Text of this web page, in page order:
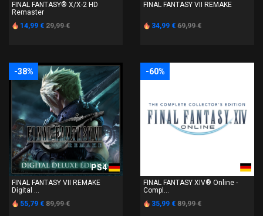
FINAL FANTASY® X/X-2 HD
Remaster
14,99 € 29,99 €
FINAL FANTASY VII REMAKE
34,99 € 69,99 €
-38%
PS4
FINAL FANTASY VII REMAKE
Digital ...
55,79 € 89,99 €
-60%
PS4
FINAL FANTASY XIV® Online -
Compl...
35,99 € 89,99 €